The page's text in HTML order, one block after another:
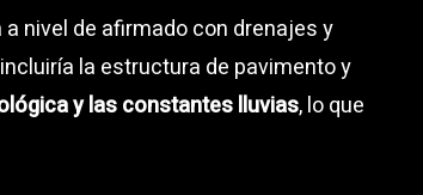
nivel de afirmado con drenajes y
la estructura de pavimento y
y las constantes lluvias, lo que